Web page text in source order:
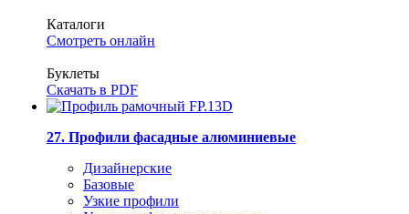
Каталоги
Смотреть онлайн
Буклеты
Скачать в PDF
27. Профили фасадные алюминиевые
Дизайнерские
Базовые
Узкие профили